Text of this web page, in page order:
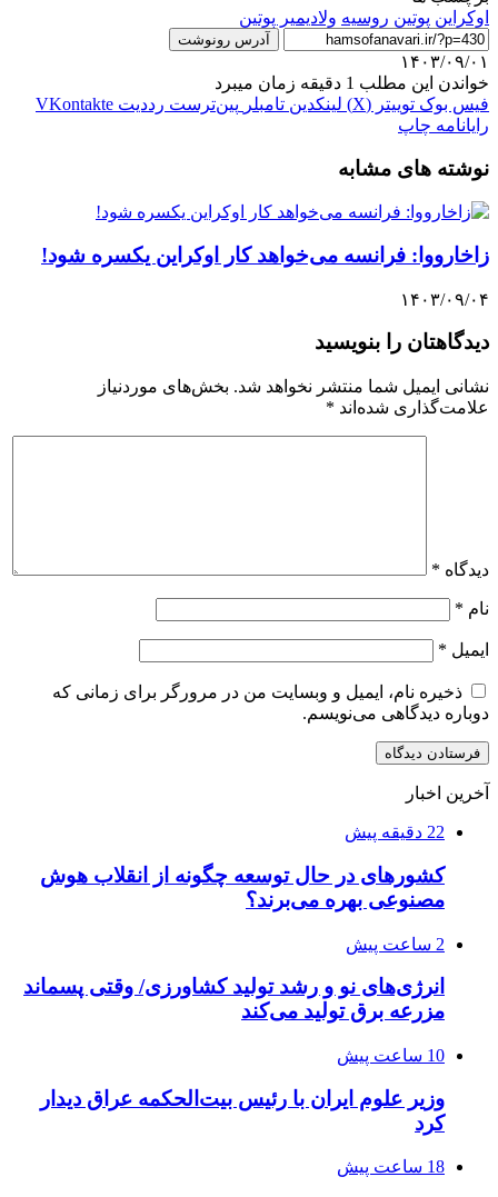
اوکراین پوتین روسیه ولادیمیر پوتین
آدرس رونوشت
۱۴۰۳/۰۹/۰۱
خواندن این مطلب 1 دقیقه زمان میبرد
فیس بوک توییتر (X) لینکدین ‫تامبلر ‫پین‌ترست ‫رددیت ‫VKontakte
رایانامه چاپ
نوشته های مشابه
زاخارووا: فرانسه می‌خواهد کار اوکراین یکسره شود!
۱۴۰۳/۰۹/۰۴
دیدگاهتان را بنویسید
نشانی ایمیل شما منتشر نخواهد شد. بخش‌های موردنیاز
علامت‌گذاری شده‌اند *
دیدگاه *
نام *
ایمیل *
ذخیره نام، ایمیل و وبسایت من در مرورگر برای زمانی که
دوباره دیدگاهی می‌نویسم.
آخرین اخبار
22 دقیقه پیش
کشورهای در حال توسعه چگونه از انقلاب هوش
مصنوعی بهره می‌برند؟
2 ساعت پیش
انرژی‌های نو و رشد تولید کشاورزی/ وقتی پسماند
مزرعه‌ برق تولید می‌کند
10 ساعت پیش
وزیر علوم ایران با رئیس بیت‌الحکمه عراق دیدار
کرد
18 ساعت پیش